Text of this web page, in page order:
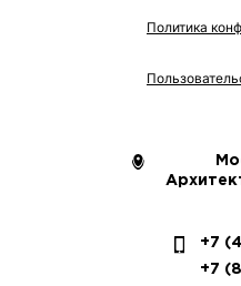
Политика
+7
+7